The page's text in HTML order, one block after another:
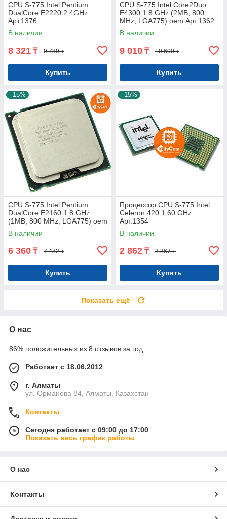
CPU S-775 Intel Pentium
DualCore E2220 2.4GHz
Арт.1376
В наличии
8 321 ₸ 9 789 ₸
Купить
CPU S-775 Intel Core2Duo
E4300 1.8 GHz (2MB, 800
MHz, LGA775) oem Арт.1362
В наличии
9 010 ₸ 10 600 ₸
Купить
–15%
CPU S-775 Intel Pentium
DualCore E2160 1.8 GHz
(1MB, 800 MHz, LGA775) oem
Арт.1374
В наличии
6 360 ₸ 7 482 ₸
Купить
–15%
Процессор CPU S-775 Intel
Celeron 420 1.60 GHz
Арт.1354
В наличии
2 862 ₸ 3 367 ₸
Купить
Показать ещё
О нас
86% положительных из 8 отзывов за год
Работает с 18.06.2012
г. Алматы
ул. Орманова 84, Алматы, Казахстан
Контакты
Сегодня работает с 09:00 до 17:00
Показать весь график работы
О нас
Контакты